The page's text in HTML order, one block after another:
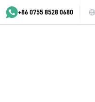
+86 0755 8528 0680